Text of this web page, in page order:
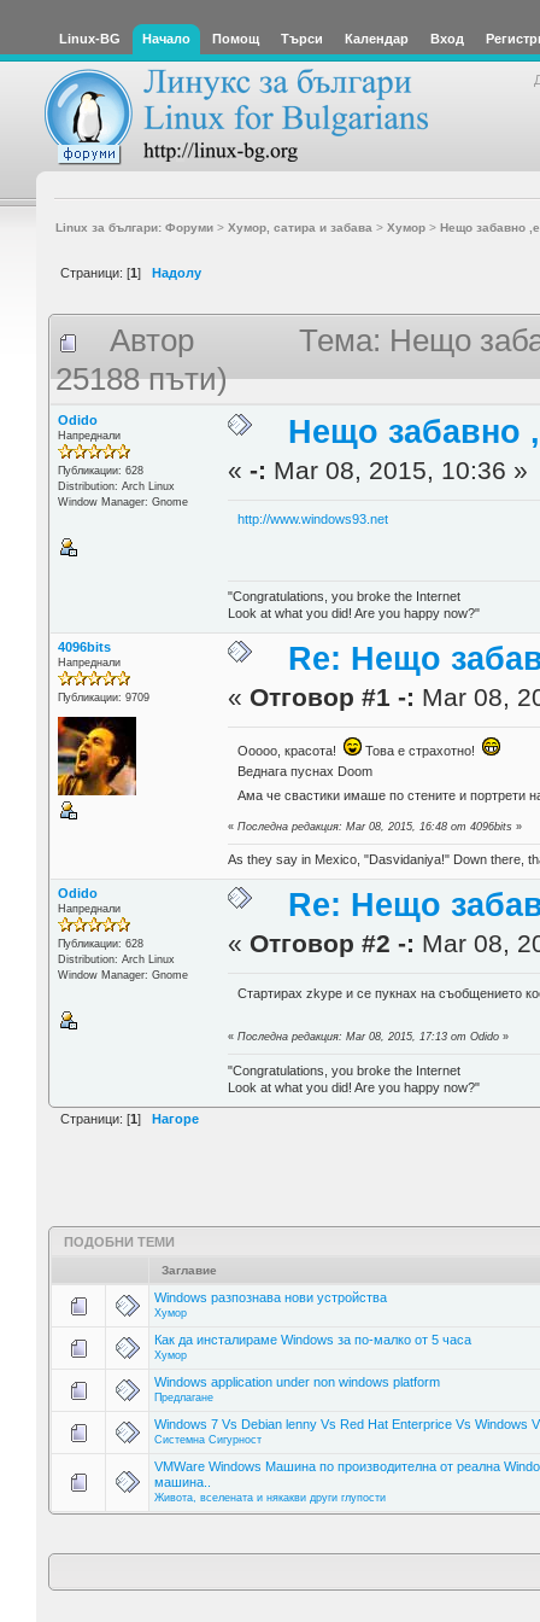
Linux-BG Начало Помощ Търси Календар Вход
Linux за българи: Форуми> Хумор, сатира и забава > Хумор> Нещо забавно
Страници: [1] Надолу
Автор
Тема: Нещо
25188 пъти)
Odido
Напреднали
Публикации: 628
Distribution: Arch Linux
Window Manager: Gnome
Нещо забавно
«-: Mar 08, 2015, 10:36 »
http://www.windows93.net
"Congratulations, you broke the Internet
Look at what you did! Are you happy now?"
4096bits
Напреднали
Публикации: 9709
Re: Нещо
« Отговор #1 -: Mar 08,
Ооооо, красота!
Това е страхотно!
Веднага пуснах Doom
Ама че свастики имаше по стените и портрети
«Последна редакция: Mar 08, 2015, 16:48 от 4096bits »
As they say in Mexico, "Dasvidaniya!" Down there,
Odido
Напреднали
Публикации: 628
Distribution: Arch Linux
Window Manager: Gnome
Re: Нещо
« Отговор #2 -: Mar 08,
Стартирах zkype и се пукнах на съобщението
«Последна редакция: Mar 08, 2015, 17:13 от Odido »
"Congratulations, you broke the Internet
Look at what you did! Are you happy now?"
Страници: [1 ] Нагоре
ПОДОБНИ ТЕМИ
Заглавие
Windows разпознава нови устройства
Хумор
Как да инсталираме Windows за по-малко от 5 часа
Хумор
Windows application under non windows platform
Предлагане
Windows 7 Vs Debian lenny Vs Red Hat Enterprice Vs Windows
Системна Сигурност
VMWare Windows Машина по производителна от реална
машина..
Живота, вселената и някакви други глупости